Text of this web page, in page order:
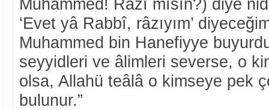
Muhammed! Râzı mısın?) diye
‘Evet yâ Rabbî, râzıyım’
Muhammed bin Hanefiyye
seyyidleri ve âlimleri severse, o
olsa, Allahü teâlâ o kimseye pek
bulunur.”